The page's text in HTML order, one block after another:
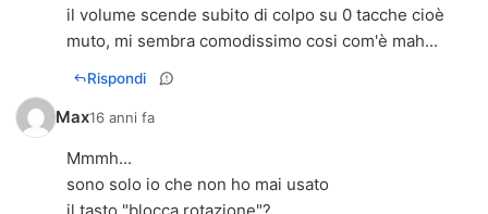
il volume scende subito di colpo su 0 tacche cioè
muto, mi sembra comodissimo cosi com'è mah...
Rispondi
Max16 anni fa
Mmmh...
sono solo io che non ho mai usato
il tasto "blocca rotazione"?